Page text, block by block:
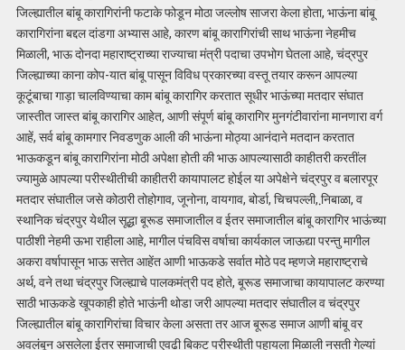
जिल्ह्यातील बांबू कारागिरांनी फटाके फोडून मोठा जल्लोष साजरा केला होता, भाऊंना बांबू
कारागिरांना बद्दल दांडगा अभ्यास आहे, कारण बांबू कारागिरांची साथ भाऊंना नेहमीच
मिळाली, भाऊ दोनदा महाराष्ट्राच्या राज्याचा मंत्री पदाचा उपभोग घेतला आहे, चंद्रपुर
जिल्ह्याच्या काना कोप-यात बांबू पासून विविध प्रकारच्या वस्तू तयार करून आपल्या
कूटूंबाचा गाड़ा चालविण्याचा काम बांबू कारागिर करतात सूधीर भाऊंच्या मतदार संघात
जास्तीत जास्त बांबू कारागिर आहेत, आणी संपूर्ण बांबू कारागिर मुनगंटीवारांना मानणारा वर्ग
आहें, सर्व बांबू कामगार निवडणुक आली की भाऊंना मोठ्या आनंदाने मतदान करतात
भाऊकडून बांबू कारागिरांना मोठी अपेक्षा होती की भाऊ आपल्यासाठी काहीतरी करतींल
ज्यामुळे आपल्या परीस्थीतीची काहीतरी कायापालट होईल या अपेक्षेने चंद्रपुर व बलारपूर
मतदार संघातील जसे कोठारी तोहोगाव, जूनोना, वायगाव, बोर्डा, चिचपल्ली, नि़बाळा, व
स्थानिक चंद्रपुर येथील सूद्धा बूरूड समाजातील व ईतर समाजातील बांबू कारागिर भाऊंच्या
पाठीशी नेहमी ऊभा राहीला आहे, मागील पंचविस वर्षाचा कार्यकाल जाऊद्या परन्तु मागील
अकरा वर्षापासून भाऊ सत्तेत आहेंत आणी भाऊकडे सर्वात मोठे पद म्हणजे महाराष्ट्राचे
अर्थ, वने तथा चंद्रपुर जिल्ह्याचे पालकमंत्री पद होते, बूरूड समाजाचा कायापालट करण्या
साठी भाऊकडे खूपकाही होते भाऊंनी थोडा जरी आपल्या मतदार संघातील व चंद्रपुर
जिल्ह्यातील बांबू कारागिरांचा विचार केला असता तर आज बूरूड समाज आणी बांबू वर
अवलंबून असलेला ईतर समाजाची एवढी बिकट परीस्थीती पहायला मिळाली नसती गेल्यां